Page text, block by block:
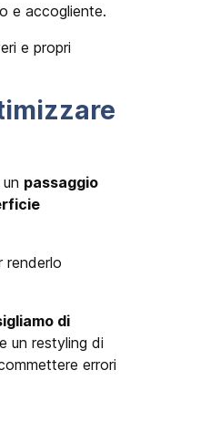
e accogliente.
e propri
passaggio
renderlo
di
un restyling di
errori